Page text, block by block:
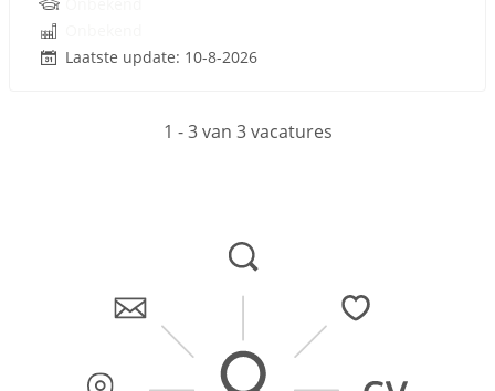
Laatste update: 10-8-2026
1 - 3 van 3 vacatures